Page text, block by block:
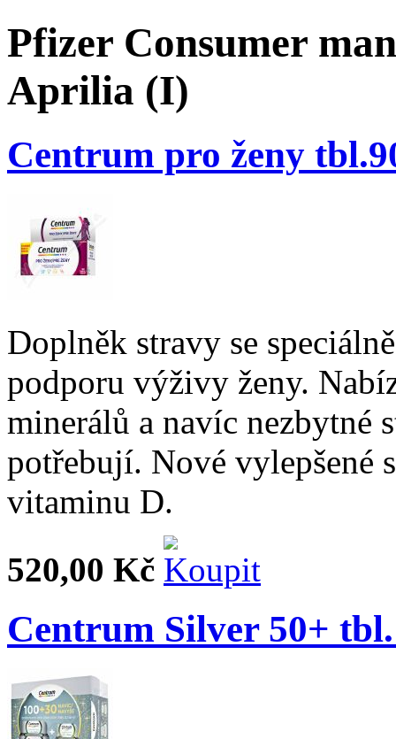
Pfizer Consumer
Aprilia (I)
Centrum pro ženy
Doplněk stravy se
podporu výživy ženy.
minerálů a navíc nezbytné
potřebují. Nové vylepšené
vitaminu D.
520,00 Kč
Centrum Silver 50+